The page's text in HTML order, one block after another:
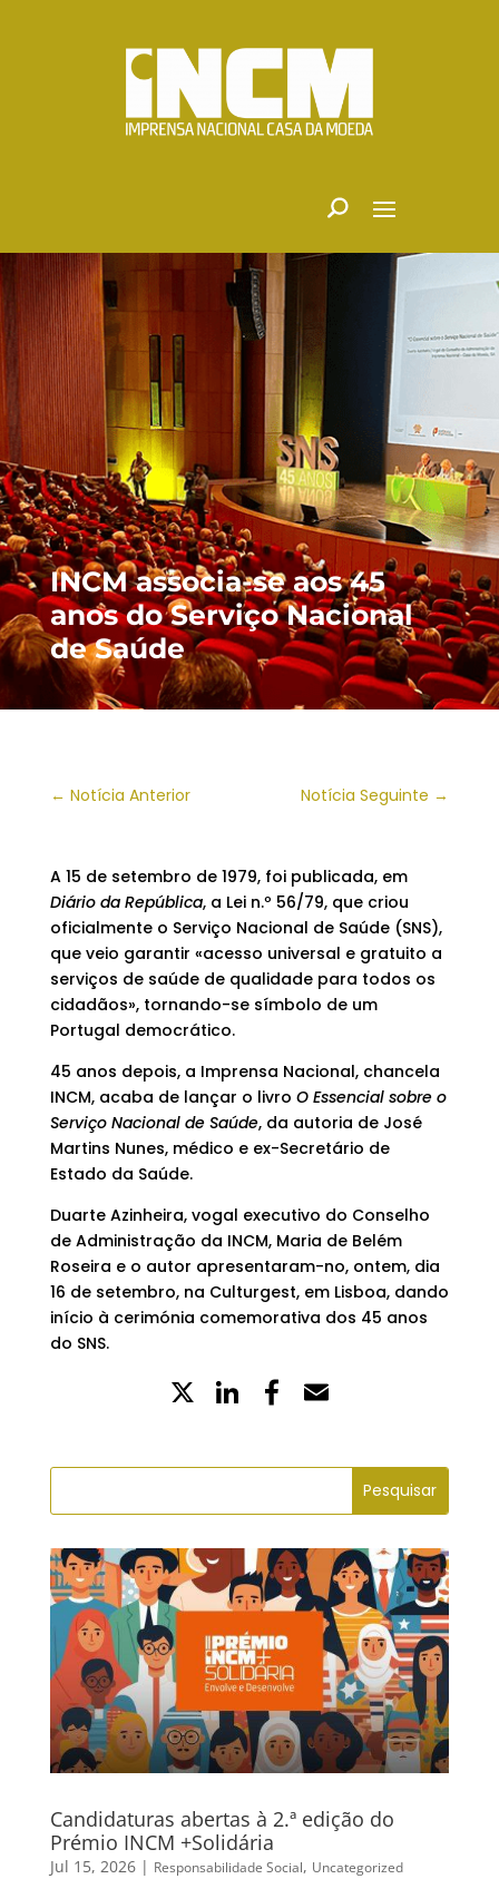
INCM associa-se aos 45
anos do Serviço Nacional
de Saúde
← Notícia Anterior Notícia Seguinte →
A 15 de setembro de 1979, foi publicada, em
Diário da República, a Lei n.º 56/79, que criou
oficialmente o Serviço Nacional de Saúde (SNS),
que veio garantir «acesso universal e gratuito a
serviços de saúde de qualidade para todos os
cidadãos», tornando-se símbolo de um
Portugal democrático.
45 anos depois, a Imprensa Nacional, chancela
INCM, acaba de lançar o livro O Essencial sobre o
Serviço Nacional de Saúde, da autoria de José
Martins Nunes, médico e ex-Secretário de
Estado da Saúde.
Duarte Azinheira, vogal executivo do Conselho
de Administração da INCM, Maria de Belém
Roseira e o autor apresentaram-no, ontem, dia
16 de setembro, na Culturgest, em Lisboa, dando
início à cerimónia comemorativa dos 45 anos
do SNS.
X LinkedIn
Partilhe
Facebook
Candidaturas abertas à 2.ª edição do
Prémio INCM +Solidária
Jul 15, 2026| Responsabilidade Social, Uncategorized